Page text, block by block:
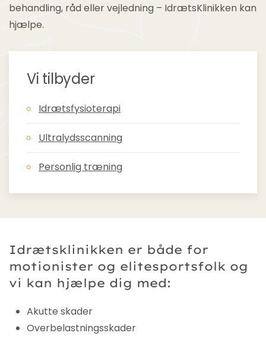
behandling, råd eller vejledning – IdrætsKlinikken kan
hjælpe.
Vi tilbyder
Idrætsfysioterapi
Ultralydsscanning
Personlig træning
Idrætsklinikken er både for
motionister og elitesportsfolk og
vi kan hjælpe dig med:
Akutte skader
Overbelastningsskader